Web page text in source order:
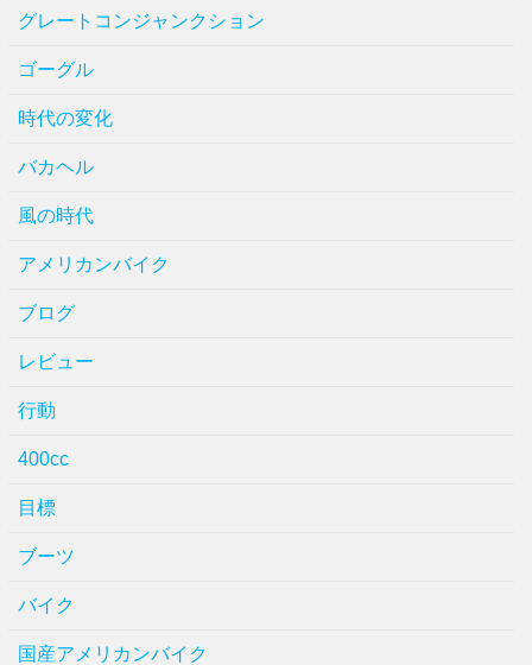
グレートコンジャンクション
ゴーグル
時代の変化
バカヘル
風の時代
アメリカンバイク
ブログ
レビュー
行動
400cc
目標
ブーツ
バイク
国産アメリカンバイク